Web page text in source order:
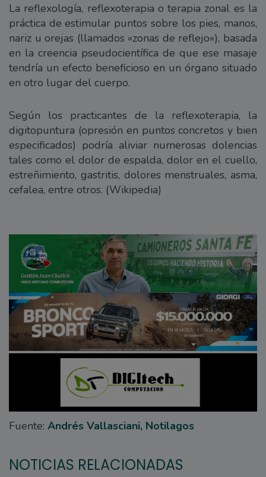
La reflexología, reflexoterapia o terapia zonal es la
práctica de estimular puntos sobre los pies, manos,
nariz u orejas (llamados «zonas de reflejo»), basada
en la creencia pseudocientífica de que ese masaje
tendría un efecto beneficioso en un órgano situado
en otro lugar del cuerpo.
Según los practicantes de la reflexoterapia, la
digitopuntura (opresión en puntos concretos y bien
especificados) podría aliviar numerosas dolencias
tales como el dolor de espalda, dolor en el cuello,
estreñimiento, gastritis, dolores menstruales, asma,
cefalea, entre otros. (Wikipedia)
Fuente: Andrés Vallasciani, Notilagos
NOTICIAS RELACIONADAS